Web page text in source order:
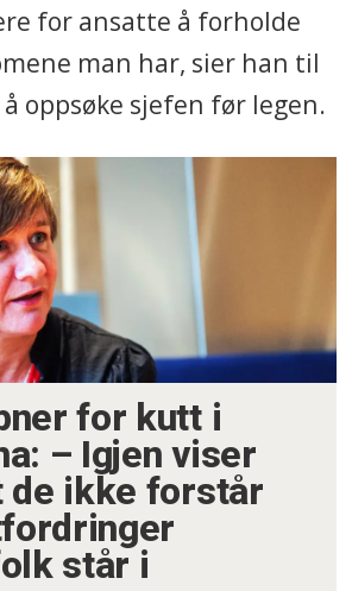
for ansatte å forholde
man har, sier han til
oppsøke sjefen før legen.
for kutt i
– Igjen viser
de ikke forstår
står i